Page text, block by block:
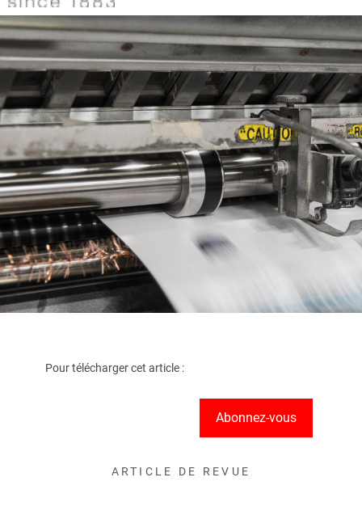
Pour télécharger cet article :
Abonnez-vous
ARTICLE DE REVUE